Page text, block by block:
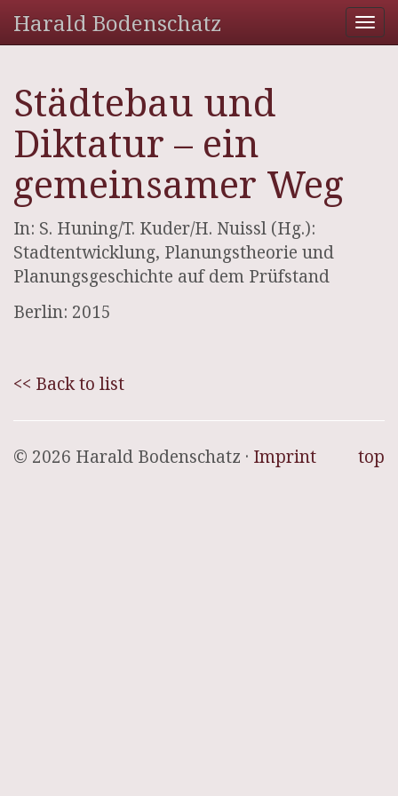
Harald Bodenschatz
Städtebau und
Diktatur – ein
gemeinsamer Weg
In: S. Huning/T. Kuder/H. Nuissl (Hg.):
Stadtentwicklung, Planungstheorie und
Planungsgeschichte auf dem Prüfstand
Berlin: 2015
<< Back to list
top
© 2026 Harald Bodenschatz · Imprint